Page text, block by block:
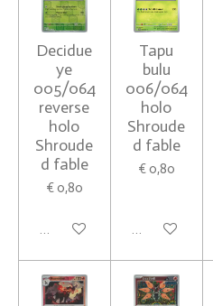
Decidue
ye
005/064
reverse
holo
Shroude
d fable
€ 0,80
In winkelwagen
Tapu
bulu
006/064
holo
Shroude
d fable
€ 0,80
In winkelwagen